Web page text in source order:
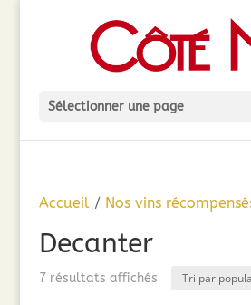
Sélectionner une page
Accueil/ Nos vins
Decanter
7 résultats affichésTrié